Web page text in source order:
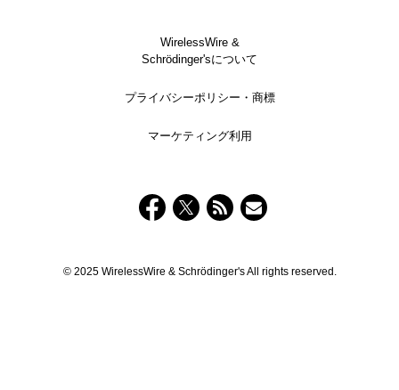
WirelessWire &
Schrödinger'sについて
プライバシーポリシー・商標
マーケティング利用
© 2025 WirelessWire & Schrödinger's All rights reserved.